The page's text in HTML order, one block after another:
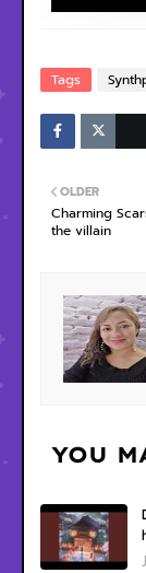
Tags
OLDER
Charming
the villain
YOU